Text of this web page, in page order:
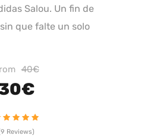
Salou. Un fin de
que falte un solo
40€
Reviews)